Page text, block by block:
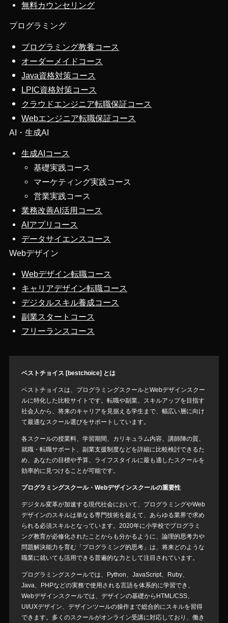
無料カウンセリング
プログラミング
プログラミング教養コース
オーダーメイドコース
Java資格対策コース
LPIC資格対策コース
クラウドエンジニア転職保証コース
Webエンジニア転職保証コース
AI・生成AI
生成AIコース
基礎実践コース
マーケティング実践コース
営業実践コース
業務改善AI活用コース
AIアプリコース
データサイエンスコース
Webデザイン
Webデザイン転職コース
キャリアデザイン転職コース
デジタルスキル養成コース
副業スタートコース
フリーランスコース
ベストチョイス [bestchoice] とは
ベストチョイスは、プログラミングスクールとWebデザインスクー
ルに特化した比較サイトです。転職や副業、スキルアップを目指す
社会人から、将来のキャリアを見据える学生まで、幅広い層に向け
て最適なスクール選びをサポートしています。
各スクールの授業料、学習期間、カリキュラム内容、講師陣の質、
就職・転職サポート、副業支援制度などを詳細に比較検討できるた
め、あなたの目標や予算、ライフスタイルに最も適したスクールを
効率的に見つけることが可能です。
プログラミングスクール・Webデザインスクールの重要性
デジタル変革が加速する現代社会において、プログラミングやWeb
デザインのスキルは単なる専門技術を超えて、あらゆる業界で求め
られる必須スキルとなっています。2020年に小学校でプログラミ
ング教育が必修化されたことからも分かるように、論理的思考力や
問題解決能力を育む「プログラミング的思考」は、将来どのような
職業に就いても活用できる普遍的な力として注目されています。
プログラミングスクールでは、Python、JavaScript、Ruby、
Java、PHPなどの実務で使用される言語を体系的に学習でき、
Webデザインスクールでは、デザインの基礎からHTML/CSS、
UI/UXデザイン、デザインツールの操作まで総合的にスキルを習得
できます。多くのスクールがオンライン受講に対応しており、働き